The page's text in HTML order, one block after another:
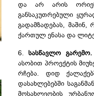
და არ არის
განსაკუთრებული
გადამზადებას,
ქართულ ენასა და
6.სასწავლო გარემო.
ასობით პროექტის
რჩება. დიდ
დასახლებებში
მოსახლეობის